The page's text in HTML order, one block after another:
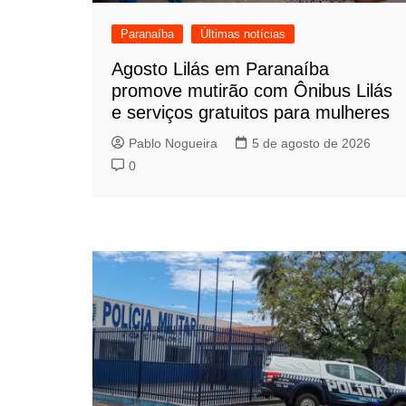
Paranaíba Últimas notícias
Agosto Lilás em Paranaíba
promove mutirão com Ônibus Lilás
e serviços gratuitos para mulheres
Pablo Nogueira
5 de agosto de 2026
0